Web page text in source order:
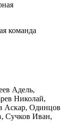
команда
Адель,
Николай,
Аскар, Одинцов
Сучков Иван,